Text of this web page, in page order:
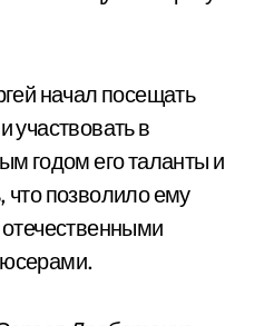
начал посещать
участвовать в
годом его таланты и
что позволило ему